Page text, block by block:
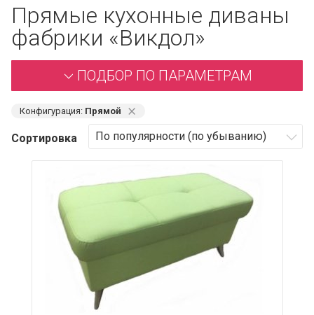
Прямые кухонные диваны
фабрики «Викдол»
ПОДБОР ПО ПАРАМЕТРАМ
Конфигурация: Прямой ⨯
Сортировка